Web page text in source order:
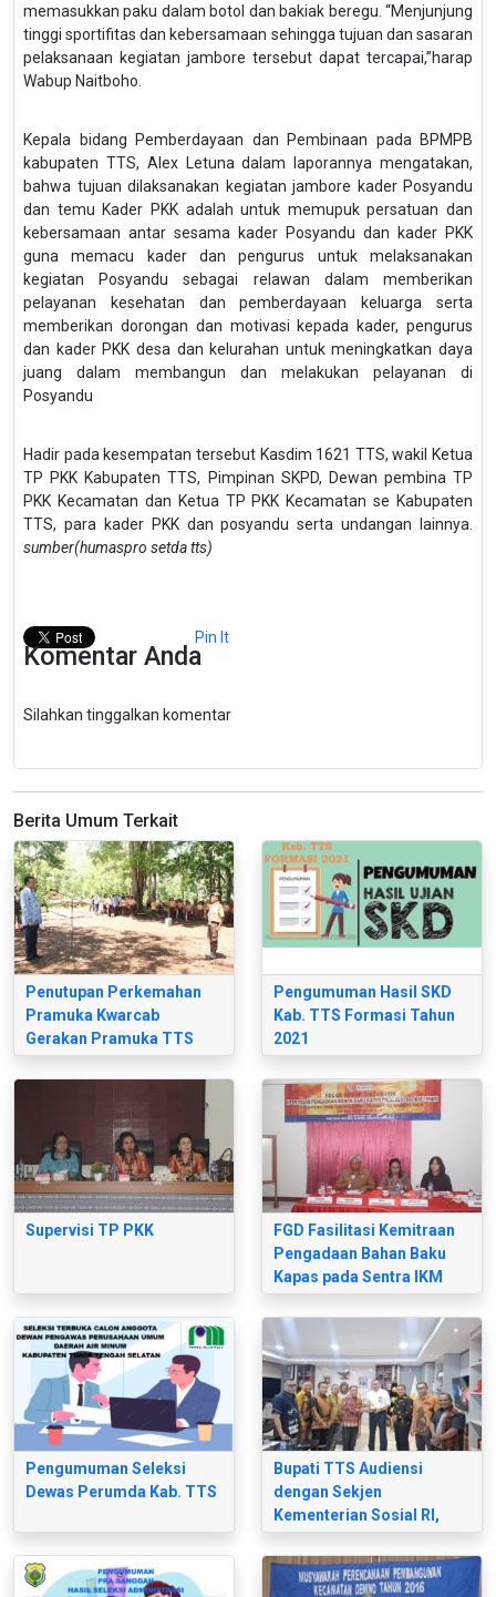
memasukkan paku dalam botol dan bakiak beregu. “Menjunjung
tinggi sportifitas dan kebersamaan sehingga tujuan dan sasaran
pelaksanaan kegiatan jambore tersebut dapat tercapai,”harap
Wabup Naitboho.
Kepala bidang Pemberdayaan dan Pembinaan pada BPMPB
kabupaten TTS, Alex Letuna dalam laporannya mengatakan,
bahwa tujuan dilaksanakan kegiatan jambore kader Posyandu
dan temu Kader PKK adalah untuk memupuk persatuan dan
kebersamaan antar sesama kader Posyandu dan kader PKK
guna memacu kader dan pengurus untuk melaksanakan
kegiatan Posyandu sebagai relawan dalam memberikan
pelayanan kesehatan dan pemberdayaan keluarga serta
memberikan dorongan dan motivasi kepada kader, pengurus
dan kader PKK desa dan kelurahan untuk meningkatkan daya
juang dalam membangun dan melakukan pelayanan di
Posyandu
Hadir pada kesempatan tersebut Kasdim 1621 TTS, wakil Ketua
TP PKK Kabupaten TTS, Pimpinan SKPD, Dewan pembina TP
PKK Kecamatan dan Ketua TP PKK Kecamatan se Kabupaten
TTS, para kader PKK dan posyandu serta undangan lainnya.
sumber(humaspro setda tts)
Pin It
Komentar Anda
Silahkan tinggalkan komentar
Berita Umum Terkait
Penutupan Perkemahan
Pramuka Kwarcab
Gerakan Pramuka TTS
Pengumuman Hasil SKD
Kab. TTS Formasi Tahun
2021
Supervisi TP PKK
FGD Fasilitasi Kemitraan
Pengadaan Bahan Baku
Kapas pada Sentra IKM
Tenunan di NTT
Pengumuman Seleksi
Dewas Perumda Kab. TTS
Bupati TTS Audiensi
dengan Sekjen
Kementerian Sosial RI,
Dorong Percepatan
Program Sekolah Rakyat
di Kabupaten TTS